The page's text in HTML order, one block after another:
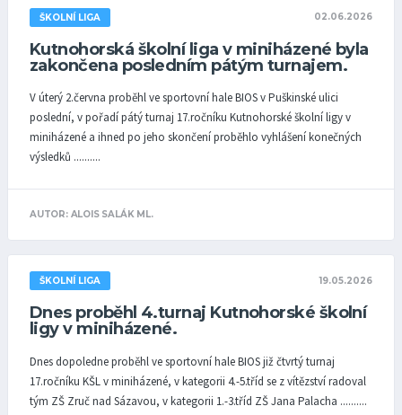
ŠKOLNÍ LIGA 02.06.2026
Kutnohorská školní liga v miniházené byla
zakončena posledním pátým turnajem.
V úterý 2.června proběhl ve sportovní hale BIOS v Puškinské ulici
poslední, v pořadí pátý turnaj 17.ročníku Kutnohorské školní ligy v
miniházené a ihned po jeho skončení proběhlo vyhlášení konečných
výsledků ..........
AUTOR: ALOIS SALÁK ML.
ŠKOLNÍ LIGA 19.05.2026
Dnes proběhl 4.turnaj Kutnohorské školní
ligy v miniházené.
Dnes dopoledne proběhl ve sportovní hale BIOS již čtvrtý turnaj
17.ročníku KŠL v miniházené, v kategorii 4.-5.tříd se z vítězství radoval
tým ZŠ Zruč nad Sázavou, v kategorii 1.-3.tříd ZŠ Jana Palacha ..........